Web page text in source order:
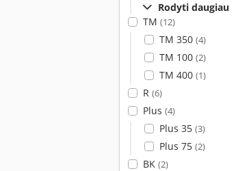
Rodyti daugiau
TM (12)
TM 350 (4)
TM 100 (2)
TM 400 (1)
R (6)
Plus (4)
Plus 35 (3)
Plus 75 (2)
BK (2)